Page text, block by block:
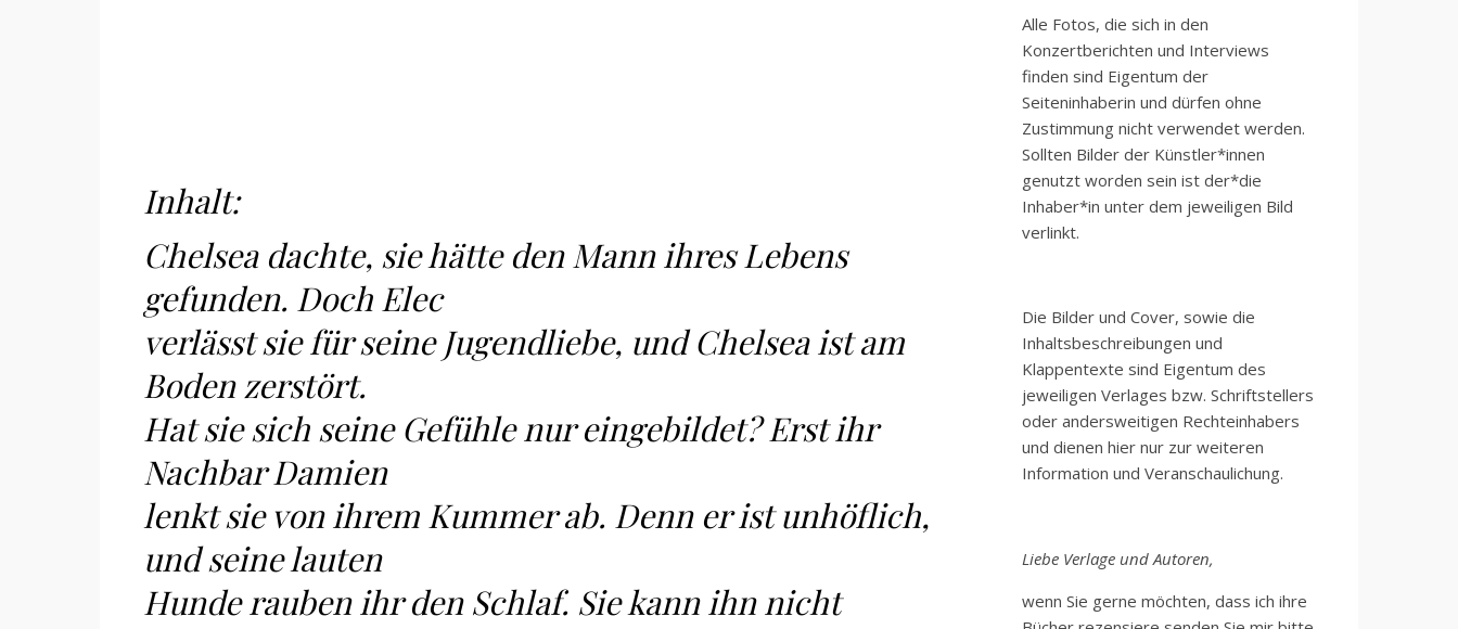
Inhalt:
Chelsea dachte, sie hätte den Mann ihres Lebens
gefunden. Doch Elec
verlässt sie für seine Jugendliebe, und Chelsea ist am
Boden zerstört.
Hat sie sich seine Gefühle nur eingebildet? Erst ihr
Nachbar Damien
lenkt sie von ihrem Kummer ab. Denn er ist unhöflich,
und seine lauten
Hunde rauben ihr den Schlaf. Sie kann ihn nicht
Alle Fotos, die sich in den
Konzertberichten und Interviews
finden sind Eigentum der
Seiteninhaberin und dürfen ohne
Zustimmung nicht verwendet werden.
Sollten Bilder der Künstler*innen
genutzt worden sein ist der*die
Inhaber*in unter dem jeweiligen Bild
verlinkt.
Die Bilder und Cover, sowie die
Inhaltsbeschreibungen und
Klappentexte sind Eigentum des
jeweiligen Verlages bzw. Schriftstellers
oder andersweitigen Rechteinhabers
und dienen hier nur zur weiteren
Information und Veranschaulichung.
Liebe Verlage und Autoren,
wenn Sie gerne möchten, dass ich ihre